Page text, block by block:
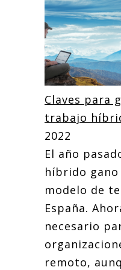
Claves para
trabajo
2022
El año
híbrido
modelo de
España.
necesario
remoto,